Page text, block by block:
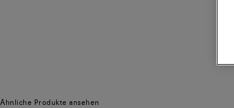
Ähnliche Produkte ansehen